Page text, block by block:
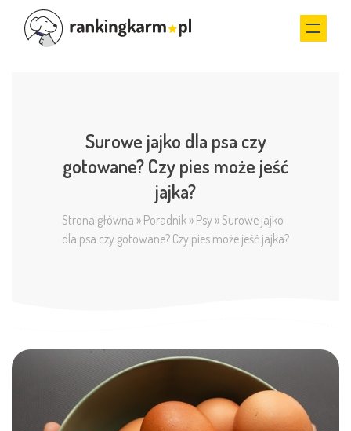
Surowe jajko dla psa czy
gotowane? Czy pies może jeść
jajka?
Strona główna » Poradnik » Psy » Surowe jajko
dla psa czy gotowane? Czy pies może jeść jajka?